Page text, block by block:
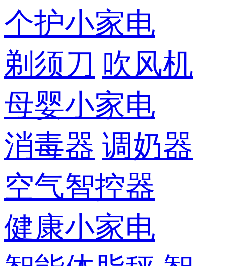
个护小家电
剃须刀 吹风机
母婴小家电
消毒器 调奶器
空气智控器
健康小家电